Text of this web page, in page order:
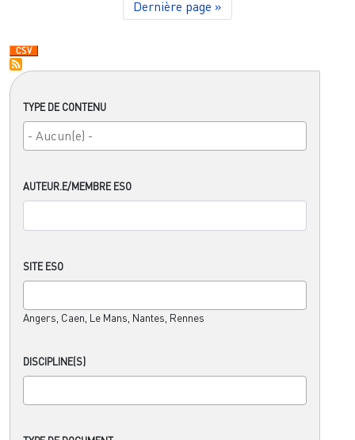
TYPE DE CONTENU
AUTEUR.E/MEMBRE ESO
SITE ESO
Angers, Caen, Le Mans, Nantes, Rennes
DISCIPLINE(S)
Dernière page
Dernière page »